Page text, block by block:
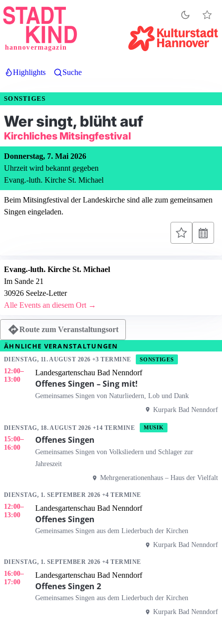
Direkt
zum
hannovermagazin
Highlights Suche
SONSTIGES
Wer singt, blüht auf
Kirchliches Mitsingfestival
Donnerstag, 7. Mai 2026
Uhrzeit wird bekannt gegeben
Evang.-luth. Kirche St. Michael
Beim Mitsingfestival der Landeskirche sind alle zum gemeinsamen
Singen eingeladen.
Evang.-luth. Kirche St. Michael
Im Sande 21
30926 Seelze-Letter
Alle Events an diesem Ort →
Route zum Veranstaltungsort
ÄHNLICHE VERANSTALTUNGEN
DIENSTAG, 11. AUGUST 2026 +3 TERMINE SONSTIGES
12:00–
13:00
Landesgartenschau Bad Nenndorf
Offenes Singen – Sing mit!
Gemeinsames Singen von Naturliedern, Lob und Dank
Kurpark Bad Nenndorf
DIENSTAG, 18. AUGUST 2026 +14 TERMINE MUSIK
15:00–
16:00
Offenes Singen
Gemeinsames Singen von Volksliedern und Schlager zur
Jahreszeit
Mehrgenerationenhaus – Haus der Vielfalt
DIENSTAG, 1. SEPTEMBER 2026 +4 TERMINE
12:00–
13:00
Landesgartenschau Bad Nenndorf
Offenes Singen
Gemeinsames Singen aus dem Liederbuch der Kirchen
Kurpark Bad Nenndorf
DIENSTAG, 1. SEPTEMBER 2026 +4 TERMINE
16:00–
17:00
Landesgartenschau Bad Nenndorf
Offenes Singen 2
Gemeinsames Singen aus dem Liederbuch der Kirchen
Kurpark Bad Nenndorf